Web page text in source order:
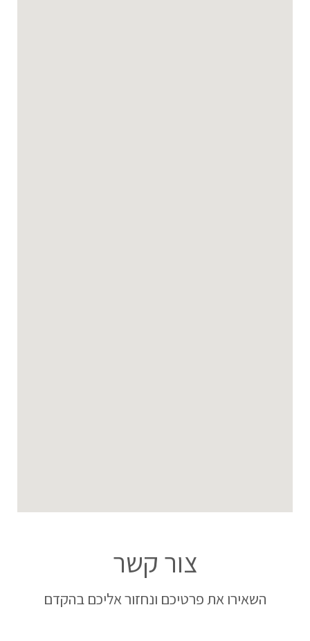
צור קשר
השאירו את פרטיכם ונחזור אליכם בהקדם